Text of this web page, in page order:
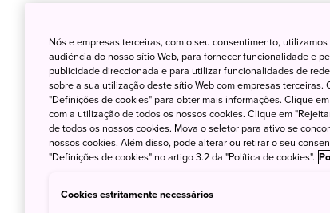
de
Nós e empresas terceiras, com o seu consentimento,
audiência do nosso sítio Web, para fornecer funcionalidade e
publicidade direccionada e para utilizar funcionalidades de
sobre a sua utilização deste sítio Web com empresas terceiras.
"Definições de cookies" para obter mais informações. Clique
com a utilização de todos os nossos cookies. Clique em
de todos os nossos cookies. Mova o seletor para ativo se
nossos cookies. Além disso, pode alterar ou retirar o seu
"Definições de cookies" no artigo 3.2 da "Política de cookies".
Cookies estritamente necessários